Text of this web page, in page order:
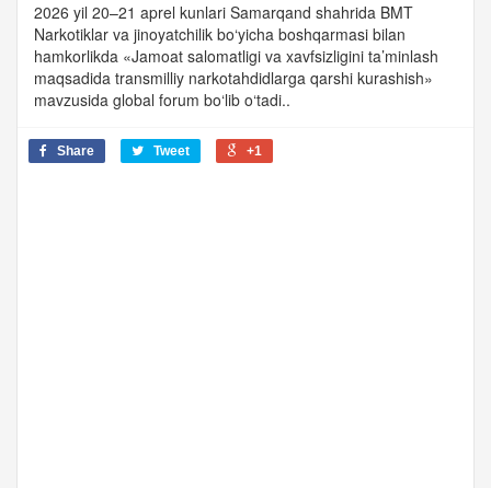
2026 yil 20–21 aprel kunlari Samarqand shahrida BMT
Narkotiklar va jinoyatchilik bo‘yicha boshqarmasi bilan
hamkorlikda «Jamoat salomatligi va xavfsizligini ta’minlash
maqsadida transmilliy narkotahdidlarga qarshi kurashish»
mavzusida global forum bo‘lib o‘tadi..
Share Tweet +1